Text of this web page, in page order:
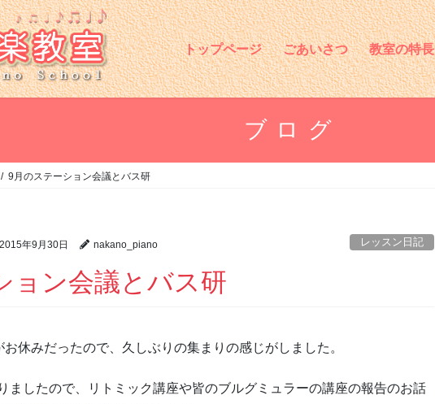
トップページ ごあいさつ 教室の特長
ブログ
9月のステーション会議とバス研
2015年9月30日 nakano_piano レッスン日記
ョン会議とバス研
休みだったので、久しぶりの集まりの感じがしました。
ましたので、リトミック講座や皆のブルグミュラーの講座の報告のお話